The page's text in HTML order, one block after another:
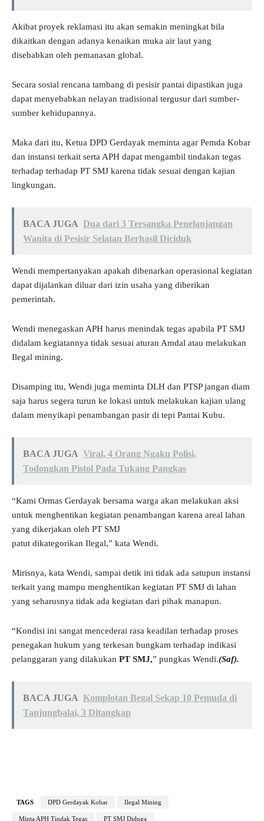
Akibat proyek reklamasi itu akan semakin meningkat bila
dikaitkan dengan adanya kenaikan muka air laut yang
disebabkan oleh pemanasan global.
Secara sosial rencana tambang di pesisir pantai dipastikan juga
dapat menyebabkan nelayan tradisional tergusur dari sumber-
sumber kehidupannya.
Maka dari itu, Ketua DPD Gerdayak meminta agar Pemda Kobar
dan instansi terkait serta APH dapat mengambil tindakan tegas
terhadap terhadap PT SMJ karena tidak sesuai dengan kajian
lingkungan.
BACA JUGA Dua dari 3 Tersangka Penelanjangan
Wanita di Pesisir Selatan Berhasil Diciduk
Wendi mempertanyakan apakah dibenarkan operasional kegiatan
dapat dijalankan diluar dari izin usaha yang diberikan
pemerintah.
Wendi menegaskan APH harus menindak tegas apabila PT SMJ
didalam kegiatannya tidak sesuai aturan Amdal atau melakukan
Ilegal mining.
Disamping itu, Wendi juga meminta DLH dan PTSP jangan diam
saja harus segera turun ke lokasi untuk melakukan kajian ulang
dalam menyikapi penambangan pasir di tepi Pantai Kubu.
BACA JUGA Viral, 4 Orang Ngaku Polisi,
Todongkan Pistol Pada Tukang Pangkas
“Kami Ormas Gerdayak bersama warga akan melakukan aksi
untuk menghentikan kegiatan penambangan karena areal lahan
yang dikerjakan oleh PT SMJ
patut dikategorikan Ilegal,” kata Wendi.
Mirisnya, kata Wendi, sampai detik ini tidak ada satupun instansi
terkait yang mampu menghentikan kegiatan PT SMJ di lahan
yang seharusnya tidak ada kegiatan dari pihak manapun.
“Kondisi ini sangat mencederai rasa keadilan terhadap proses
penegakan hukum yang terkesan bungkam terhadap indikasi
pelanggaran yang dilakukan PT SMJ,” pungkas Wendi.(Saf).
BACA JUGA Komplotan Begal Sekap 10 Pemuda di
Tanjungbalai, 3 Ditangkap
TAGS DPD Gerdayak Kobar Ilegal Mining
Minta APH Tindak Tegas PT SMJ Diduga